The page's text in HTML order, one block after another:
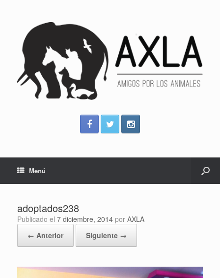
Menú
adoptados238
Publicado el 7 diciembre, 2014 por AXLA
← Anterior
Siguiente →